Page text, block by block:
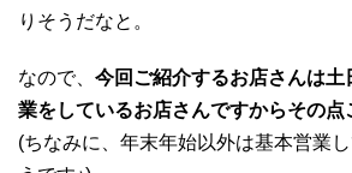
りそうだなと。
なので、 今回ご紹介するお店さんは土
業をしているお店さんですからその点
(ちなみに、年末年始以外は基本営業